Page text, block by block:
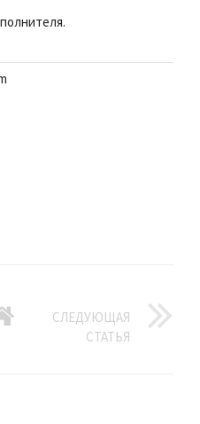
СЛЕДУЮЩАЯ
СТАТЬЯ